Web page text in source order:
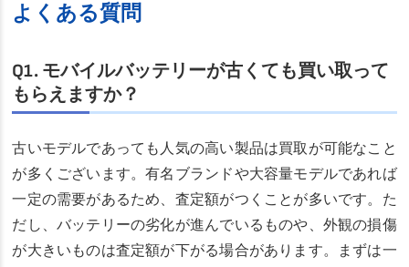
よくある質問
Q1. モバイルバッテリーが古くても買い取って
もらえますか？
古いモデルであっても人気の高い製品は買取が可能なこと
が多くございます。有名ブランドや大容量モデルであれば
一定の需要があるため、査定額がつくことが多いです。た
だし、バッテリーの劣化が進んでいるものや、外観の損傷
が大きいものは査定額が下がる場合があります。まずは一